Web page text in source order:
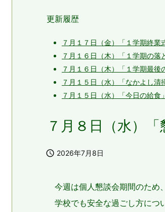
更新履歴
７月１７日（金）「１学期終業
７月１６日（木）「１学期の落
７月１６日（木）「１学期最後
７月１５日（水）「なかよし清
７月１５日（水）「今日の給食」
７月８日（水）「
 2026年7月8日
今週は個人懇談会期間のため
学校でも安全な過ごし方につ